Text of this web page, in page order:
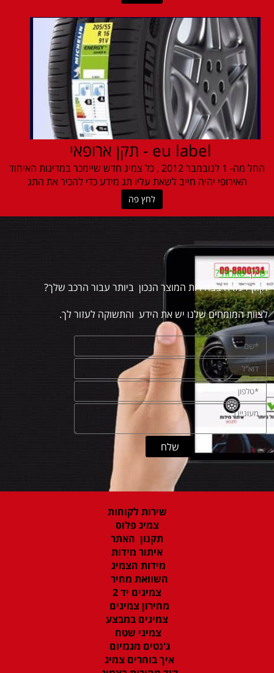
eu label - תקן ארופאי
החל מה- 1 לנובמבר 2012 , כל צמיג חדש שיימכר במדינות האיחוד
האירופי יהיה חייב לשאת עליו תג מידע כדי להכיר את התג
לחץ פה
יש לך שאלות?
זקוק לעזרה בבחירות המוצר הנכון ביותר עבור הרכב שלך?
לצוות המומחים שלנו יש את הידע והתשוקה לעזור לך.
שירות לקוחות
צמיג פלוס
תקנון האתר
איתור מידות
מידות הצמיג
השוואת מחיר
צמיגים יד 2
מחירון צמיגים
צמיגים במבצע
צמיגי שטח
ג'נטים מגנזיום
איך בוחרים צמיג